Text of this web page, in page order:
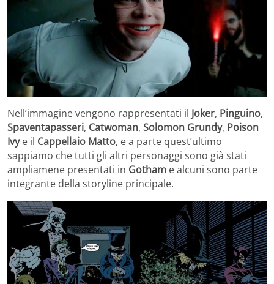
Nell’immagine vengono rappresentati il Joker, Pinguino,
Spaventapasseri, Catwoman, Solomon Grundy, Poison
Ivye il Cappellaio Matto, e a parte quest’ultimo
sappiamo che tutti gli altri personaggi sono già stati
ampliamene presentati in Gotham e alcuni sono parte
integrante della storyline principale.